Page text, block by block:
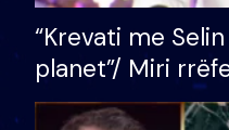
“Krevati me
planet”/ Miri
bukura në